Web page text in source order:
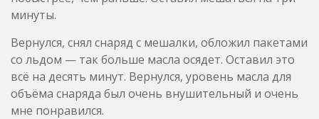
минуты.
Вернулся, снял снаряд с мешалки, обложил пакетами
со льдом — так больше масла осядет. Оставил это
всё на десять минут. Вернулся, уровень масла для
объёма снаряда был очень внушительный и очень
мне понравился.